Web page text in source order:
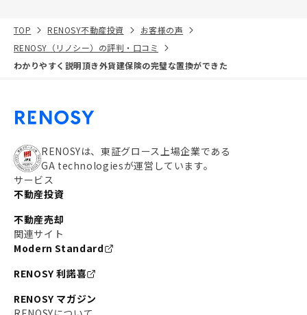
TOP RENOSY不動産投資
お客様の声
RENOSY（リノシー）の評判・口コミ
わかりやすく説明頂き外貨建保険の完璧な置換ができた
RENOSYは、東証グロース上場企業である
GA technologiesが運営しています。
サービス
不動産投資
不動産売却
関連サイト
Modern Standard
RENOSY 利諾喜
RENOSY マガジン